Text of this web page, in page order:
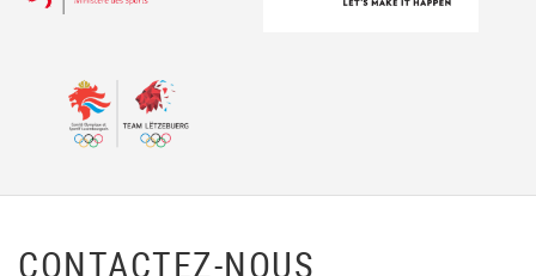
CONTACTEZ-NOUS